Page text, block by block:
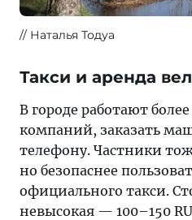
Наталья Тодуа
Такси и аренда
В городе работают
компаний, заказать
телефону. Частники
но безопаснее
официального такси.
невысокая — 100–150